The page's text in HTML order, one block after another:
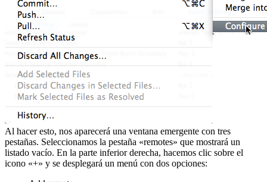
Al hacer esto, nos aparecerá una ventana emergente con tres
pestañas. Seleccionamos la pestaña «remotes» que mostrará un
listado vacío. En la parte inferior derecha, hacemos clic sobre el
icono «+» y se desplegará un menú con dos opciones: